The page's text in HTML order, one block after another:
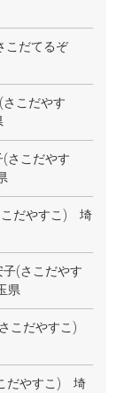
こだてるぞ
こだやす
さこだやす
こだやすこ) 埼
子(さこだやす
県
こだやすこ)
だやすこ) 埼